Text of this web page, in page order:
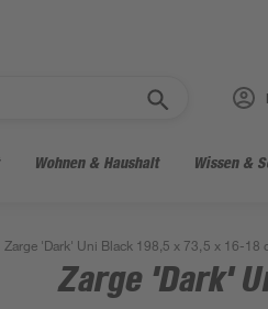
Wohnen & Haushalt Wissen &
Zarge 'Dark' Uni Black 198,5 x 73,5 x 16-18
Zarge 'Dark'